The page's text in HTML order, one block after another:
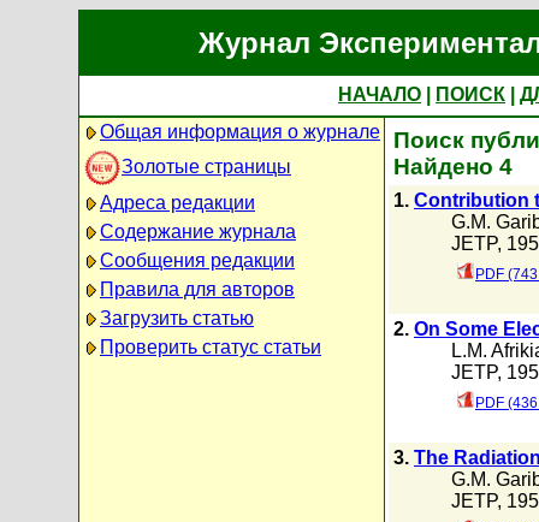
Журнал
НАЧАЛО ПОИСК
Общая информация о журнале
Золотые страницы
Адреса редакции
Содержание журнала
Сообщения редакции
Правила для авторов
Загрузить статью
Проверить статус статьи
Поиск
Найдено 4
1. Contribution
G.M.
JETP,
PDF
2. On Some
L.M.
JETP,
PDF
3. The
G.M.
JETP,